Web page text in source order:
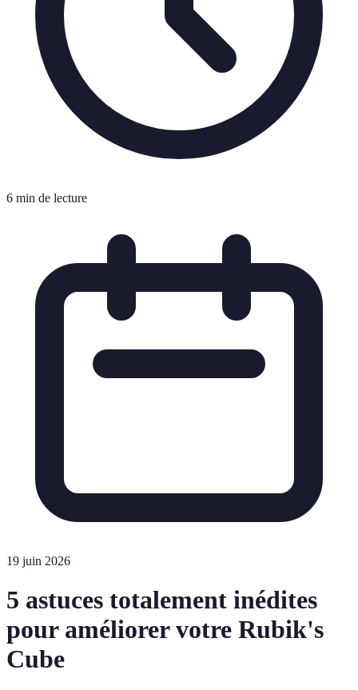
6 min de lecture
19 juin 2026
5 astuces totalement inédites
pour améliorer votre Rubik's
Cube